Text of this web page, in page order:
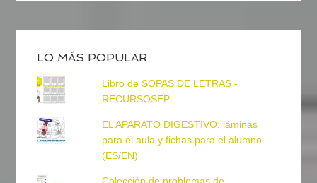
LO MÁS POPULAR
Libro de SOPAS DE LETRAS -
RECURSOSEP
EL APARATO DIGESTIVO: láminas
para el aula y fichas para el alumno
(ES/EN)
Colección de problemas de